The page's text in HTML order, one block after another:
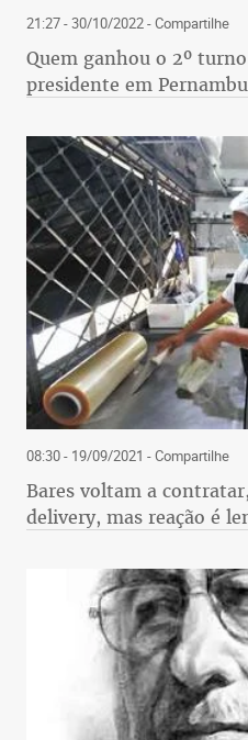
21:27 - 30/10/2022- Compartilhe
Quem ganhou o 2º
presidente em
08:30 - 19/09/2021 - Compartilhe
Bares voltam a
delivery, mas reação é